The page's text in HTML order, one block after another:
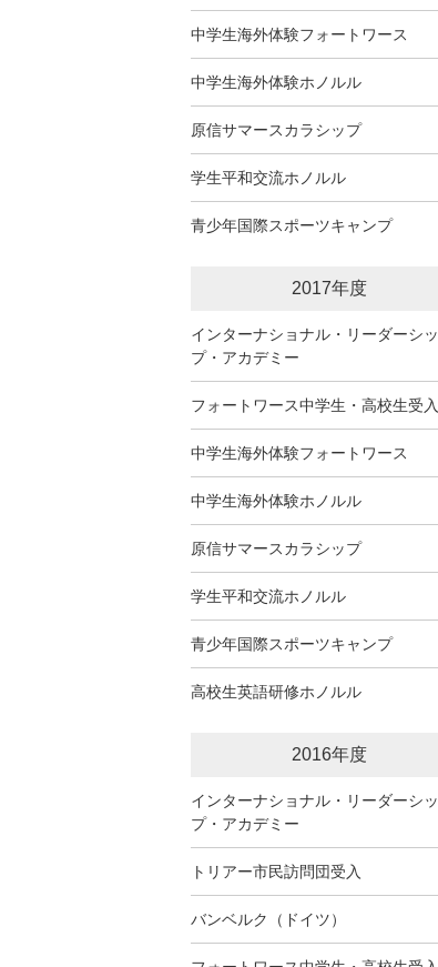
中学生海外体験フォートワース
中学生海外体験ホノルル
原信サマースカラシップ
学生平和交流ホノルル
青少年国際スポーツキャンプ
2017年度
インターナショナル・リーダーシッ
プ・アカデミー
フォートワース中学生・高校生受入
中学生海外体験フォートワース
中学生海外体験ホノルル
原信サマースカラシップ
学生平和交流ホノルル
青少年国際スポーツキャンプ
高校生英語研修ホノルル
2016年度
インターナショナル・リーダーシッ
プ・アカデミー
トリアー市民訪問団受入
バンベルク（ドイツ）